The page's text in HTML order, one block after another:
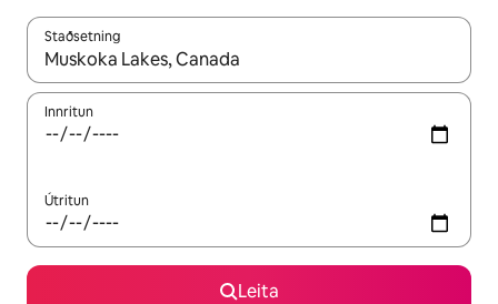
Staðsetning
Þegar niðurstöður liggja fyrir skaltu nota upp og niður
Innritun
Útritun
Leita